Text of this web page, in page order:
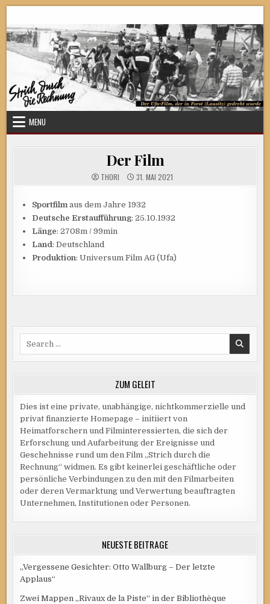
content
Strich durch die Rechnung
MENU
Der Film
THORI 31. MAI 2021
Sportfilmaus dem Jahre 1932
Deutsche Erstaufführung: 25.10.1932
Länge: 2708m / 99min
Land: Deutschland
Produktion: Universum Film AG (Ufa)
ZUM GELEIT
Dies ist eine private, unabhängige, nichtkommerzielle und
privat finanzierte Homepage – initiiert von
Heimatforschern und Filminteressierten, die sich der
Erforschung und Aufarbeitung der Ereignisse und
Geschehnisse rund um den Film „Strich durch die
Rechnung“ widmen. Es gibt keinerlei geschäftliche oder
persönliche Verbindungen zu den mit den Filmarbeiten
oder deren Vermarktung und Verwertung beauftragten
Unternehmen, Institutionen oder Personen.
NEUESTE BEITRÄGE
„Vergessene Gesichter: Otto Wallburg – Der letzte
Applaus“
Zwei Mappen „Rivaux de la Piste“ in der Bibliothèque